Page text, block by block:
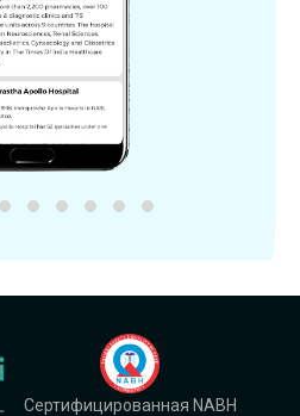
Сертифицированная NABH